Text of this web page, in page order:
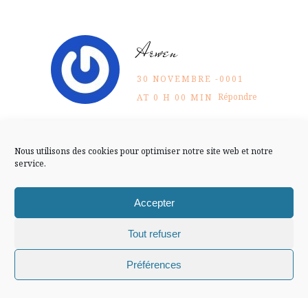
Nous utilisons des cookies pour optimiser notre site web et notre
service.
Accepter
Tout refuser
Préférences
Arwen
30 NOVEMBRE -0001
AT 0 H 00 MIN Répondre
isa
Ni l’un ni l’autre, plutôt bleu
ciel …
30 NOVEMBRE -0001
AT 0 H 00 MIN Répondre
Mentions légales